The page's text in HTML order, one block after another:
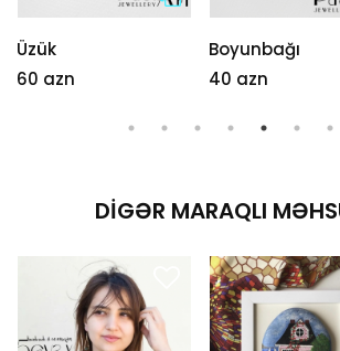
Üzük
60 azn
Boyunbağı
40 azn
DIGƏR MARAQLI